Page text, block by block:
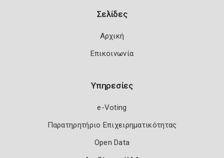
Σελίδες
Αρχική
Επικοινωνία
Υπηρεσίες
e-Voting
Παρατηρητήριο Επιχειρηματικότητας
Open Data